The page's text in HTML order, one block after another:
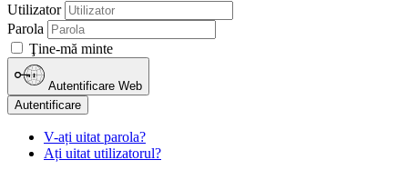
Utilizator
Parola
Ţine-mă minte
Autentificare Web
Autentificare
V-ați uitat parola?
Ați uitat utilizatorul?